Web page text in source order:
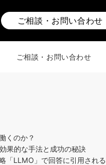
ご相談・お問い合わせ
ご相談・お問い合わせ
くのか？
果的な手法と成功の秘訣
「LLMO」で回答に引用され